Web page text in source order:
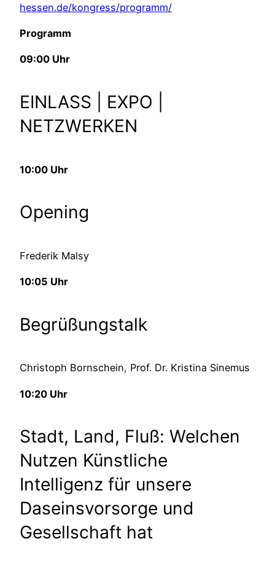
hessen.de/kongress/programm/
Programm
09:00 Uhr
EINLASS | EXPO |
NETZWERKEN
10:00 Uhr
Opening
Frederik Malsy
10:05 Uhr
Begrüßungstalk
Christoph Bornschein, Prof. Dr. Kristina Sinemus
10:20 Uhr
Stadt, Land, Fluß: Welchen
Nutzen Künstliche
Intelligenz für unsere
Daseinsvorsorge und
Gesellschaft hat